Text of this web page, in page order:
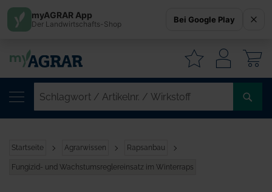
Startseite Agrarwissen Rapsanbau
Fungizid- und Wachstumsreglereinsatz im Winterraps
myAGRAR App
Der Landwirtschafts-Shop Bei Google Play